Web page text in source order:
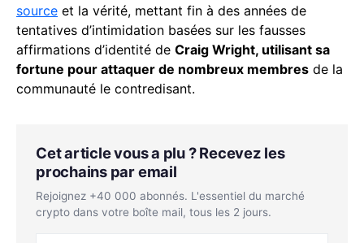
source et la vérité, mettant fin à des années de
tentatives d’intimidation basées sur les fausses
affirmations d’identité de Craig Wright, utilisant sa
fortune pour attaquer de nombreux membres de la
communauté le contredisant.
Cet article vous a plu ? Recevez les
prochains par email
Rejoignez +40 000 abonnés. L'essentiel du marché
crypto dans votre boîte mail, tous les 2 jours.